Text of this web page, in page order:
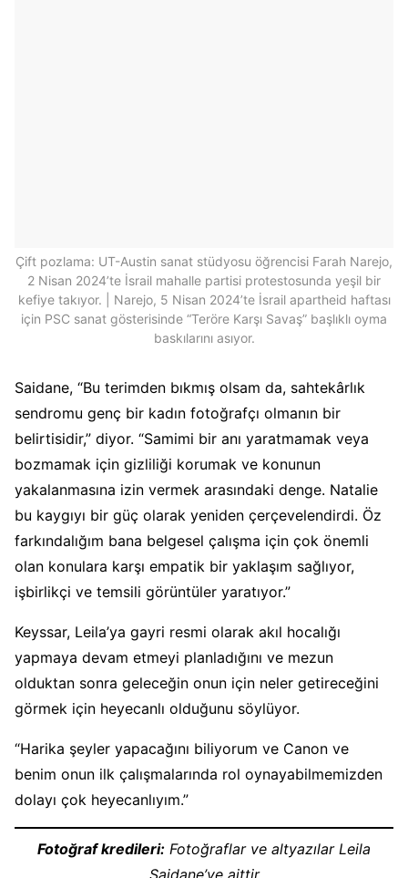
Çift pozlama: UT-Austin sanat stüdyosu öğrencisi Farah Narejo,
2 Nisan 2024’te İsrail mahalle partisi protestosunda yeşil bir
kefiye takıyor. | Narejo, 5 Nisan 2024’te İsrail apartheid haftası
için PSC sanat gösterisinde “Teröre Karşı Savaş” başlıklı oyma
baskılarını asıyor.
Saidane, “Bu terimden bıkmış olsam da, sahtekârlık
sendromu genç bir kadın fotoğrafçı olmanın bir
belirtisidir,” diyor. “Samimi bir anı yaratmamak veya
bozmamak için gizliliği korumak ve konunun
yakalanmasına izin vermek arasındaki denge. Natalie
bu kaygıyı bir güç olarak yeniden çerçevelendirdi. Öz
farkındalığım bana belgesel çalışma için çok önemli
olan konulara karşı empatik bir yaklaşım sağlıyor,
işbirlikçi ve temsili görüntüler yaratıyor.”
Keyssar, Leila’ya gayri resmi olarak akıl hocalığı
yapmaya devam etmeyi planladığını ve mezun
olduktan sonra geleceğin onun için neler getireceğini
görmek için heyecanlı olduğunu söylüyor.
“Harika şeyler yapacağını biliyorum ve Canon ve
benim onun ilk çalışmalarında rol oynayabilmemizden
dolayı çok heyecanlıyım.”
Fotoğraf kredileri: Fotoğraflar ve altyazılar Leila
Saidane’ye aittir